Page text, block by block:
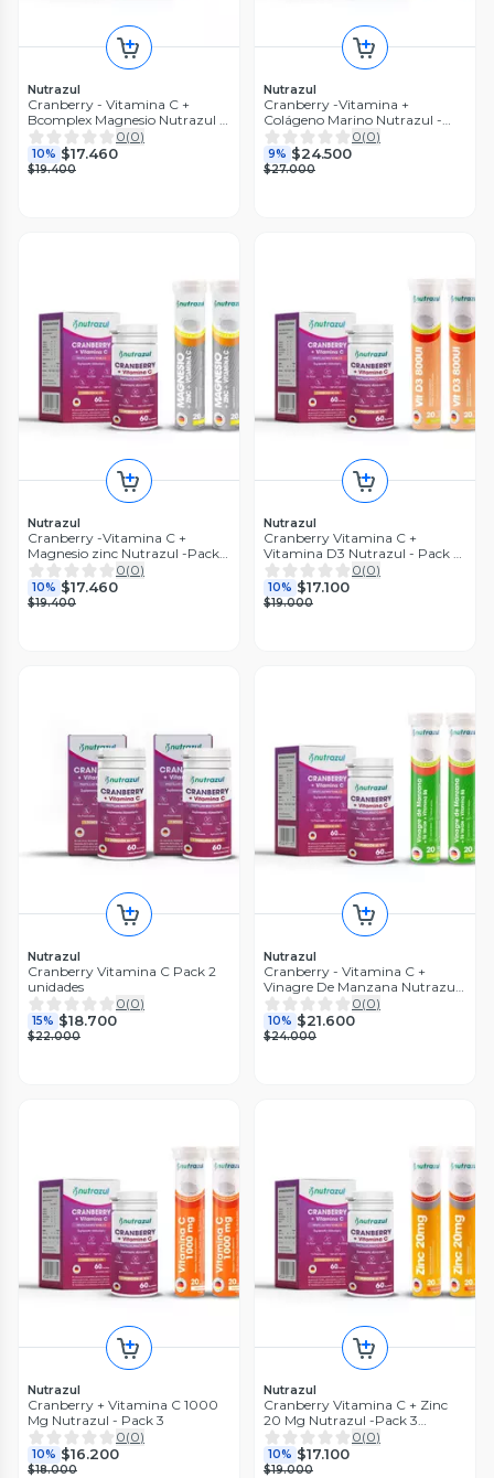
Nutrazul
Cranberry - Vitamina C +
Bcomplex Magnesio Nutrazul -
Pack 3
0(0)
10% $17.460
$19.400
Nutrazul
Cranberry -Vitamina +
Colágeno Marino Nutrazul -
Pack 3 U
0(0)
9% $24.500
$27.000
Nutrazul
Cranberry -Vitamina C +
Magnesio zinc Nutrazul -Pack 3
Unidades
0(0)
10% $17.460
$19.400
Nutrazul
Cranberry Vitamina C +
Vitamina D3 Nutrazul - Pack 3
Unidades
0(0)
10% $17.100
$19.000
Nutrazul
Cranberry Vitamina C Pack 2
unidades
0(0)
15% $18.700
$22.000
Nutrazul
Cranberry - Vitamina C +
Vinagre De Manzana Nutrazul
- Pack 3u
0(0)
10% $21.600
$24.000
Nutrazul
Cranberry + Vitamina C 1000
Mg Nutrazul - Pack 3
0(0)
10% $16.200
$18.000
Nutrazul
Cranberry Vitamina C + Zinc
20 Mg Nutrazul -Pack 3
Unidades
0(0)
10% $17.100
$19.000